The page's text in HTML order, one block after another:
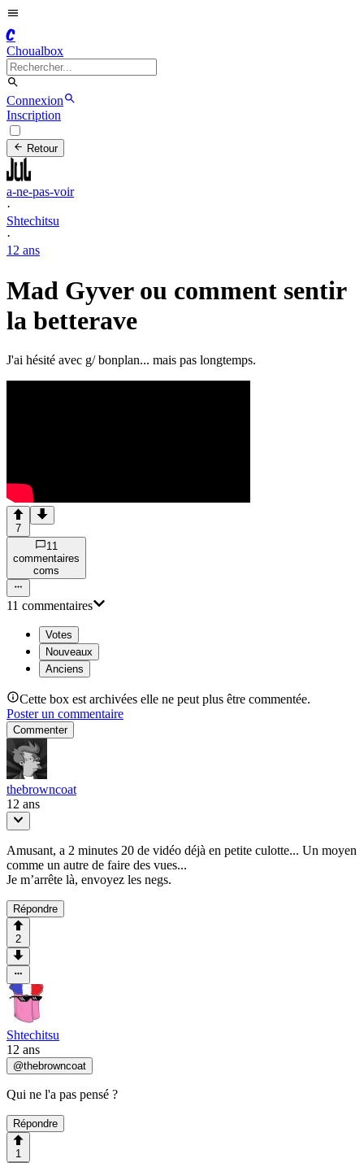
C
Choualbox
Connexion
Inscription
Retour
a-ne-pas-voir
·
Shtechitsu
·
12 ans
Mad Gyver ou comment sentir
la betterave
J'ai hésité avec g/ bonplan... mais pas longtemps.
7
11
commentaires
coms
11 commentaires
Votes
Nouveaux
Anciens
Cette box est archivées elle ne peut plus être commentée.
Poster un commentaire
Commenter
thebrowncoat
12 ans
Amusant, a 2 minutes 20 de vidéo déjà en petite culotte... Un moyen
comme un autre de faire des vues...
Je m’arrête là, envoyez les negs.
Répondre
2
Shtechitsu
12 ans
@thebrowncoat
Qui ne l'a pas pensé ?
Répondre
1